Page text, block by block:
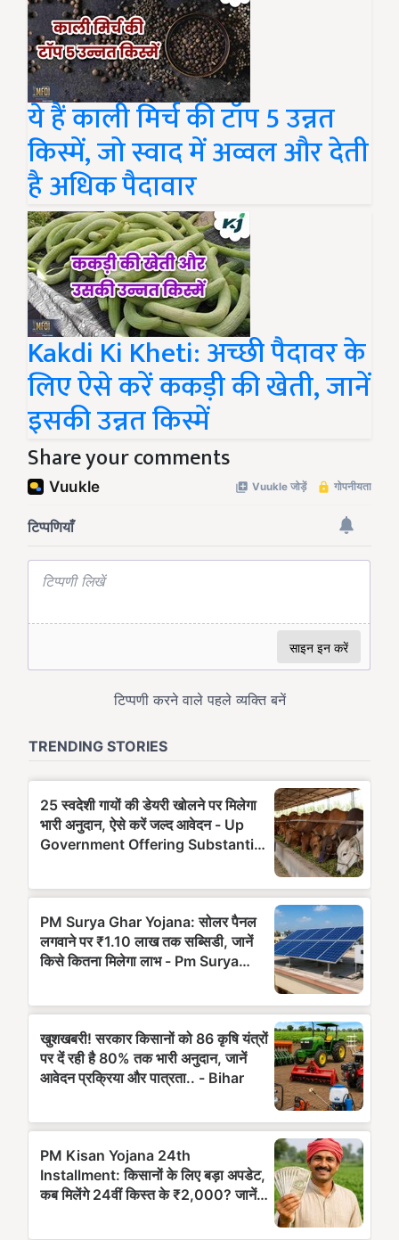
ये हैं काली मिर्च की टॉप 5 उन्नत
किस्में, जो स्वाद में अव्वल और देती
है अधिक पैदावार
Kakdi Ki Kheti: अच्छी पैदावर के
लिए ऐसे करें ककड़ी की खेती, जानें
इसकी उन्नत किस्में
Share your comments